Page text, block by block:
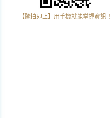
【隨拍即上】用手機就能掌握資訊！